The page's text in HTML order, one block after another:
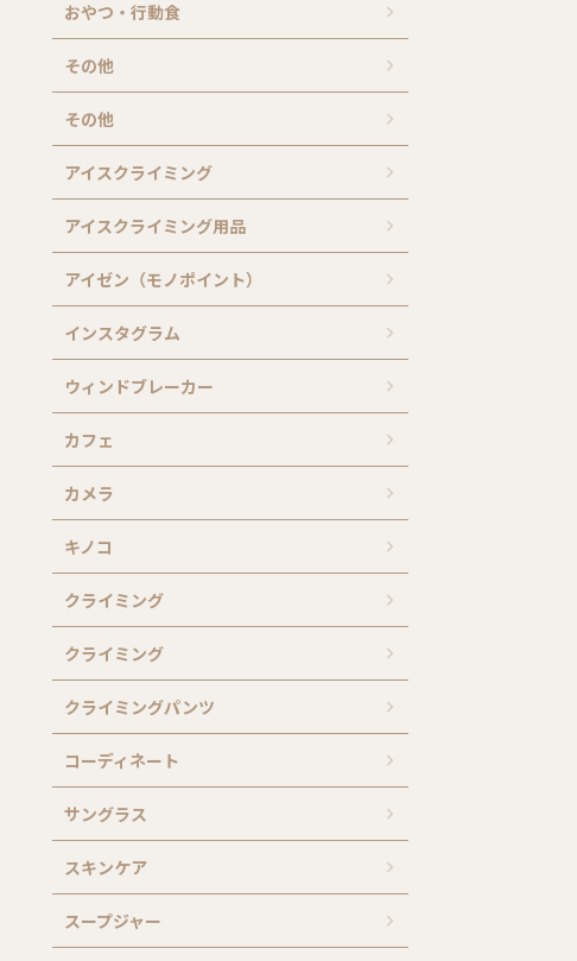
おやつ・行動食
その他
その他
アイスクライミング
アイスクライミング用品
アイゼン（モノポイント）
インスタグラム
ウィンドブレーカー
カフェ
カメラ
キノコ
クライミング
クライミング
クライミングパンツ
コーディネート
サングラス
スキンケア
スープジャー